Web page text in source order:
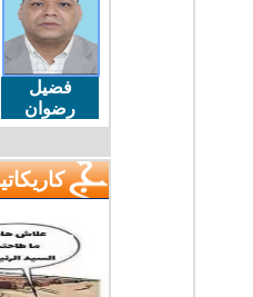
فضيل
رضوان
كاريكاتير